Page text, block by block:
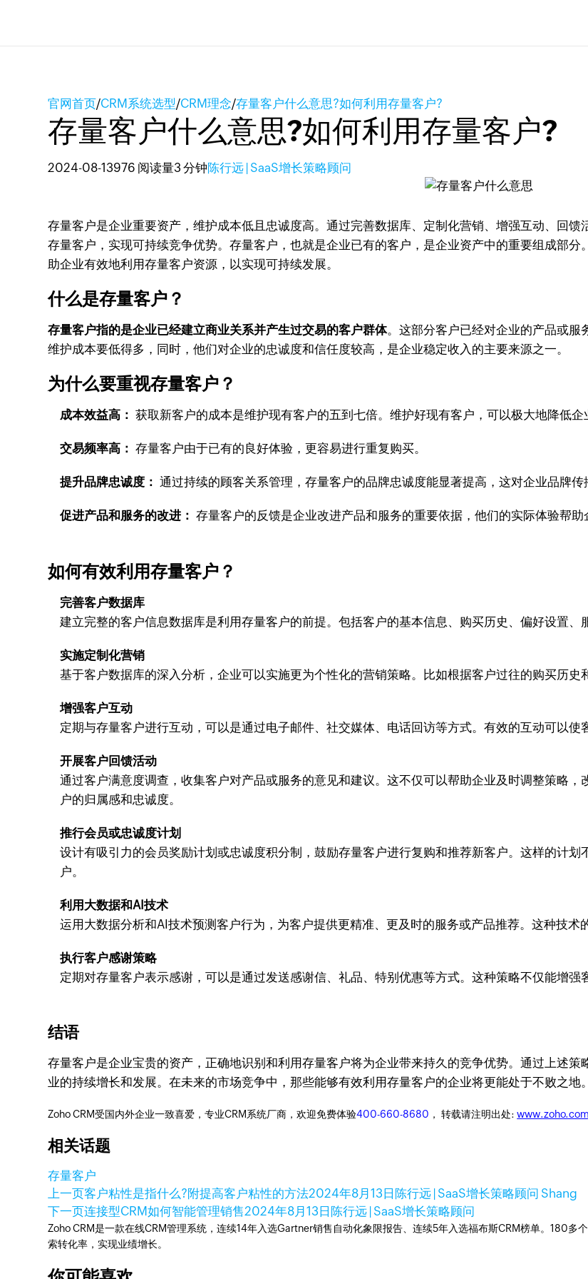
官网首页/CRM系统选型/CRM理念/存量客户什么意思?如何利用存量客户?
存量客户什么意思?如何利用存量客户?
2024-08-13976 阅读量3 分钟陈行远 | SaaS增长策略顾问
存量客户是企业重要资产，维护成本低且忠诚度高。通过完善数据库、定制化营销、增强互动、回
存量客户，实现可持续竞争优势。存量客户，也就是企业已有的客户，是企业资产中的重要组成部
助企业有效地利用存量客户资源，以实现可持续发展。
什么是存量客户？
存量客户指的是企业已经建立商业关系并产生过交易的客户群体。这部分客户已经对企业的产品或服
维护成本要低得多，同时，他们对企业的忠诚度和信任度较高，是企业稳定收入的主要来源之一。
为什么要重视存量客户？
成本效益高： 获取新客户的成本是维护现有客户的五到七倍。维护好现有客户，可以极大地降低企
交易频率高： 存量客户由于已有的良好体验，更容易进行重复购买。
提升品牌忠诚度： 通过持续的顾客关系管理，存量客户的品牌忠诚度能显著提高，这对企业品牌传
促进产品和服务的改进： 存量客户的反馈是企业改进产品和服务的重要依据，他们的实际体验帮助
如何有效利用存量客户？
完善客户数据库
建立完整的客户信息数据库是利用存量客户的前提。包括客户的基本信息、购买历史、偏好设置、
实施定制化营销
基于客户数据库的深入分析，企业可以实施更为个性化的营销策略。比如根据客户过往的购买历史
增强客户互动
定期与存量客户进行互动，可以是通过电子邮件、社交媒体、电话回访等方式。有效的互动可以使
开展客户回馈活动
通过客户满意度调查，收集客户对产品或服务的意见和建议。这不仅可以帮助企业及时调整策略
户的归属感和忠诚度。
推行会员或忠诚度计划
设计有吸引力的会员奖励计划或忠诚度积分制，鼓励存量客户进行复购和推荐新客户。这样的计
户。
利用大数据和AI技术
运用大数据分析和AI技术预测客户行为，为客户提供更精准、更及时的服务或产品推荐。这种技术
执行客户感谢策略
定期对存量客户表示感谢，可以是通过发送感谢信、礼品、特别优惠等方式。这种策略不仅能增强
结语
存量客户是企业宝贵的资产，正确地识别和利用存量客户将为企业带来持久的竞争优势。通过上述
业的持续增长和发展。在未来的市场竞争中，那些能够有效利用存量客户的企业将更能处于不败之地。
Zoho CRM受国内外企业一致喜爱，专业CRM系统厂商，欢迎免费体验400-660-8680 ， 转载请注明出处:
相关话题
存量客户
上一页客户粘性是指什么?附提高客户粘性的方法2024年8月13日 陈行远 | SaaS增长策略顾问 Shang
下一页连接型CRM如何智能管理销售2024年8月13日 陈行远 | SaaS增长策略顾问
Zoho CRM是一款在线CRM管理系统，连续14年入选Gartner销售自动化象限报告、连续5年入选福布斯CRM榜单。180多
索转化率，实现业绩增长。